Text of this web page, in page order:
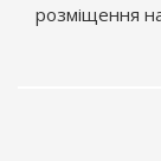
розміщення